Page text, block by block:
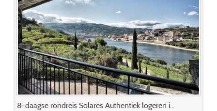
8-daagse rondreis Solares Authentiek logeren i...